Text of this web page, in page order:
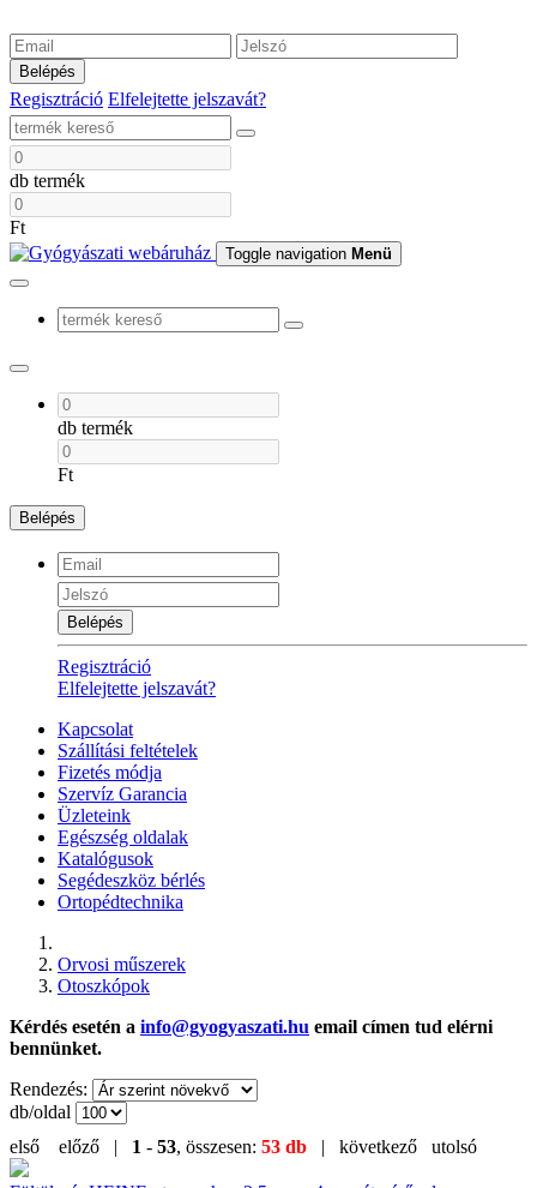
Belépés
Regisztráció Elfelejtette jelszavát?
db termék
Ft
Toggle navigation Menü
db termék
Ft
Belépés
Belépés
Regisztráció
Elfelejtette jelszavát?
Kapcsolat
Szállítási feltételek
Fizetés módja
Szervíz Garancia
Üzleteink
Egészség oldalak
Katalógusok
Segédeszköz bérlés
Ortopédtechnika
Orvosi műszerek
Otoszkópok
Kérdés esetén a info@gyogyaszati.hu email címen tud elérni
bennünket.
Rendezés:
db/oldal
első előző | 1 - 53, összesen: 53 db | következő utolsó